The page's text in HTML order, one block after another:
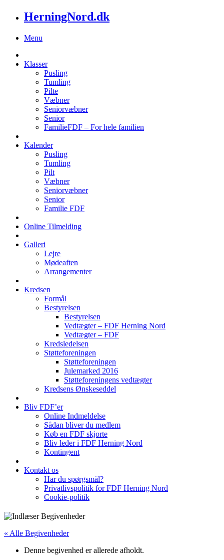
HerningNord.dk
Menu
Klasser
Pusling
Tumling
Pilte
Væbner
Seniorvæbner
Senior
FamilieFDF – For hele familien
Kalender
Pusling
Tumling
Pilt
Væbner
Seniorvæbner
Senior
Familie FDF
Online Tilmelding
Galleri
Lejre
Mødeaften
Arrangementer
Kredsen
Formål
Bestyrelsen
Bestyrelsen
Vedtægter – FDF Herning Nord
Vedtægter – FDF
Kredsledelsen
Støtteforeningen
Støtteforeningen
Julemarked 2016
Støtteforeningens vedtægter
Kredsens Ønskeseddel
Bliv FDF’er
Online Indmeldelse
Sådan bliver du medlem
Køb en FDF skjorte
Bliv leder i FDF Herning Nord
Kontingent
Kontakt os
Har du spørgsmål?
Privatlivspolitik for FDF Herning Nord
Cookie-politik
« Alle Begivenheder
Denne begivenhed er allerede afholdt.